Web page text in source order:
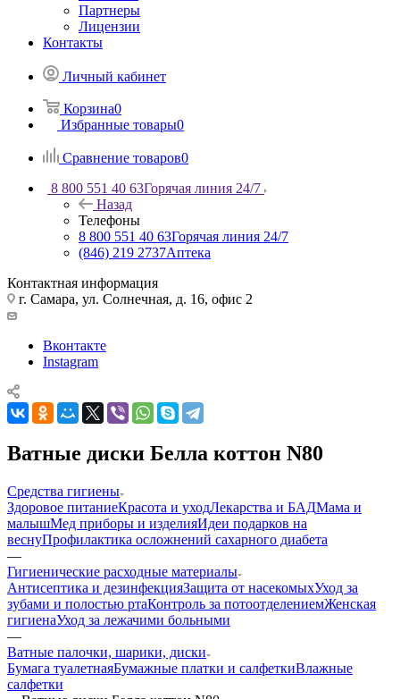
Партнеры
Лицензии
Контакты
Личный кабинет
Корзина0
Избранные товары0
Сравнение товаров0
8 800 551 40 63Горячая линия 24/7
Назад
Телефоны
8 800 551 40 63Горячая линия 24/7
(846) 219 2737Аптека
Контактная информация
г. Самара, ул. Солнечная, д. 16, офис 2
Вконтакте
Instagram
Ватные диски Белла коттон N80
Средства гигиены
Здоровое питаниеКрасота и уходЛекарства и БАДМама и
малышМед приборы и изделияИдеи подарков на
веснуПрофилактика осложнений сахарного диабета
—
Гигиенические расходные материалы
Антисептика и дезинфекцияЗащита от насекомыхУход за
зубами и полостью ртаКонтроль за потоотделениемЖенская
гигиенаУход за лежачими больными
—
Ватные палочки, шарики, диски
Бумага туалетнаяБумажные платки и салфеткиВлажные
салфетки